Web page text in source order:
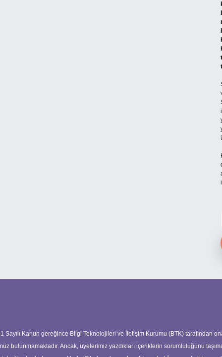
Sayılı Kanun gereğince Bilgi Teknolojileri ve İletişim Kurumu (BTK) tarafından
bulunmamaktadır. Ancak, üyelerimiz yazdıkları içeriklerin sorumluluğunu